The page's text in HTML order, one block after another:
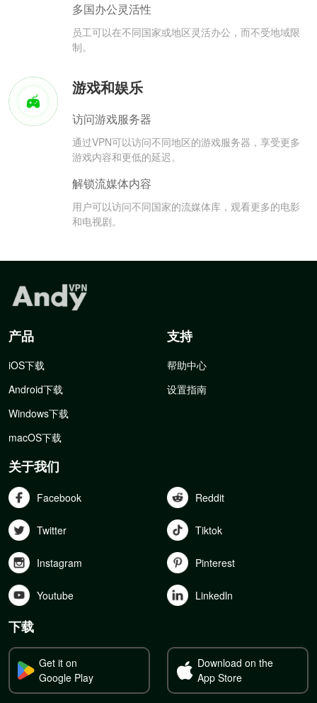
多国办公灵活性
员工可以在不同国家或地区灵活办公，而不受地域限
制。
游戏和娱乐
访问游戏服务器
通过VPN可以访问不同地区的游戏服务器，享受更多
游戏内容和更低的延迟。
解锁流媒体内容
用户可以访问不同国家的流媒体库，观看更多的电影
和电视剧。
产品
iOS下载
Android下载
Windows下载
macOS下载
支持
帮助中心
设置指南
关于我们
Facebook Reddit
Twitter Tiktok
Instagram Pinterest
Youtube Linkedln
下载
Get it on
Google Play
Download on the
App Store